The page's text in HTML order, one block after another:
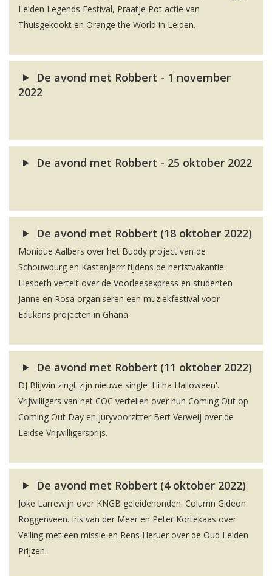
Leiden Legends Festival, Praatje Pot actie van
Thuisgekookt en Orange the World in Leiden.
De avond met Robbert - 1 november
2022
De avond met Robbert - 25 oktober 2022
De avond met Robbert (18 oktober 2022)
Monique Aalbers over het Buddy project van de
Schouwburg en Kastanjerrr tijdens de herfstvakantie.
Liesbeth vertelt over de Voorleesexpress en studenten
Janne en Rosa organiseren een muziekfestival voor
Edukans projecten in Ghana.
De avond met Robbert (11 oktober 2022)
DJ Blijwin zingt zijn nieuwe single 'Hi ha Halloween'.
Vrijwilligers van het COC vertellen over hun Coming Out op
Coming Out Day en juryvoorzitter Bert Verweij over de
Leidse Vrijwilligersprijs.
De avond met Robbert (4 oktober 2022)
Joke Larrewijn over KNGB geleidehonden. Column Gideon
Roggenveen. Iris van der Meer en Peter Kortekaas over
Veiling met een missie en Rens Heruer over de Oud Leiden
Prijzen.